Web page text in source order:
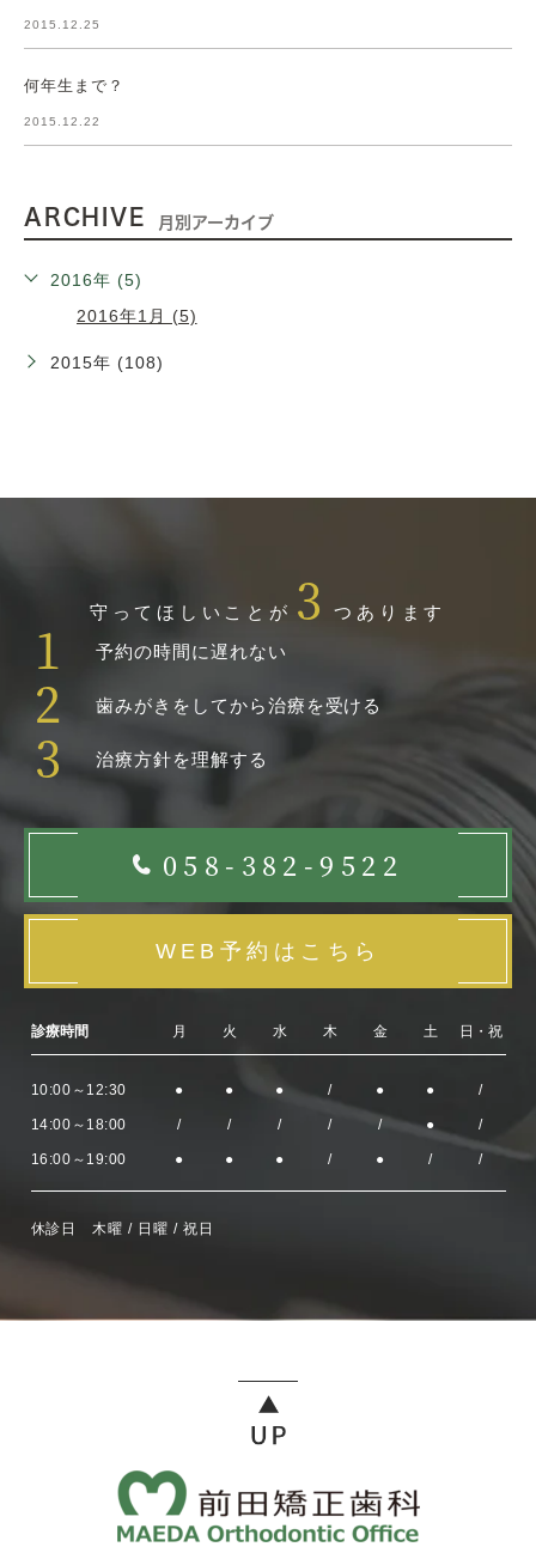
2015.12.25
何年生まで？
2015.12.22
ARCHIVE 月別アーカイブ
2016年 (5)
2016年1月 (5)
2015年 (108)
守ってほしいことが 3つあります
1 予約の時間に遅れない
2 歯みがきをしてから治療を受ける
3 治療方針を理解する
058-382-9522
WEB予約はこちら
診療時間 月 火 水 木 金 土 日・祝
10:00～12:30 ● ● ● / ● ● /
14:00～18:00 / / / / / ● /
16:00～19:00 ● ● ● / ● / /
休診日 木曜 / 日曜 / 祝日